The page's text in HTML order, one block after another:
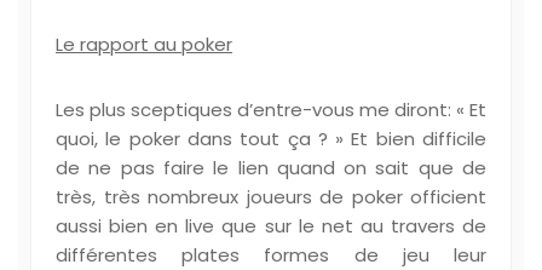
Le rapport au poker
Les plus sceptiques d’entre-vous me diront: « Et
quoi, le poker dans tout ça ? » Et bien difficile
de ne pas faire le lien quand on sait que de
très, très nombreux joueurs de poker officient
aussi bien en live que sur le net au travers de
différentes plates formes de jeu leur